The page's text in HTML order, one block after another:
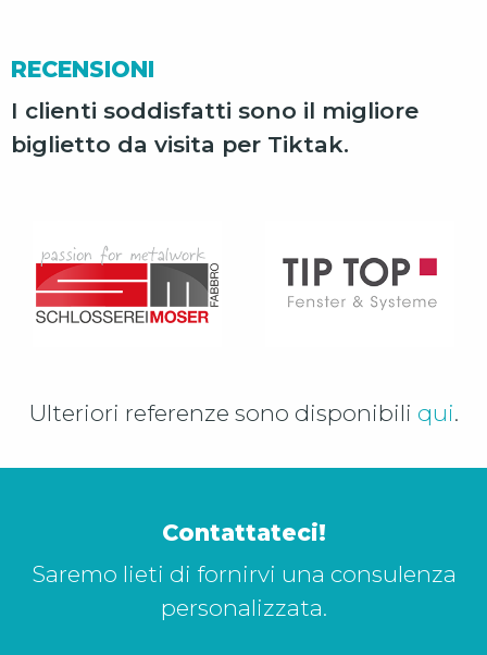
RECENSIONI
I clienti soddisfatti sono il migliore
biglietto da visita per Tiktak.
Ulteriori referenze sono disponibili qui.
Contattateci!
Saremo lieti di fornirvi una consulenza
personalizzata.